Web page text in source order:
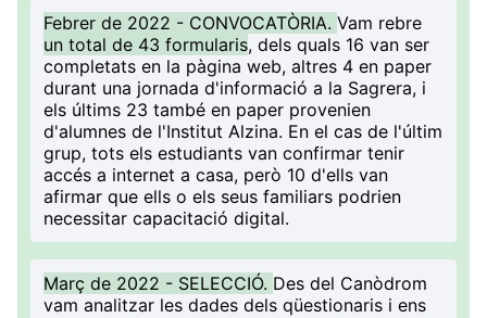
Febrer de 2022 - CONVOCATÒRIA. Vam rebre
un total de 43 formularis, dels quals 16 van ser
completats en la pàgina web, altres 4 en paper
durant una jornada d'informació a la Sagrera, i
els últims 23 també en paper provenien
d'alumnes de l'Institut Alzina. En el cas de l'últim
grup, tots els estudiants van confirmar tenir
accés a internet a casa, però 10 d'ells van
afirmar que ells o els seus familiars podrien
necessitar capacitació digital.
Març de 2022 - SELECCIÓ. Des del Canòdrom
vam analitzar les dades dels qüestionaris i ens